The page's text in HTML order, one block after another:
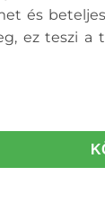
és
ez teszi